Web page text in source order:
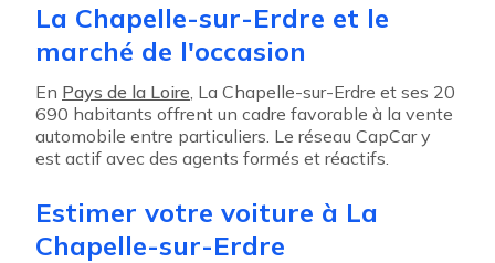
La Chapelle-sur-Erdre et le
marché de l'occasion
En Pays de la Loire, La Chapelle-sur-Erdre et ses 20
690 habitants offrent un cadre favorable à la vente
automobile entre particuliers. Le réseau CapCar y
est actif avec des agents formés et réactifs.
Estimer votre voiture à La
Chapelle-sur-Erdre